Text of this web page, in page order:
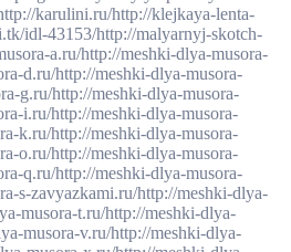
karulini.ru/http://klejkaya-lenta-
idl-43153/http://malyarnyj-skotch-
a.ru/http://meshki-dlya-musora-
d.ru/http://meshki-dlya-musora-
g.ru/http://meshki-dlya-musora-
i.ru/http://meshki-dlya-musora-
k.ru/http://meshki-dlya-musora-
o.ru/http://meshki-dlya-musora-
q.ru/http://meshki-dlya-musora-
s-zavyazkami.ru/http://meshki-dlya-
musora-t.ru/http://meshki-dlya-
musora-v.ru/http://meshki-dlya-